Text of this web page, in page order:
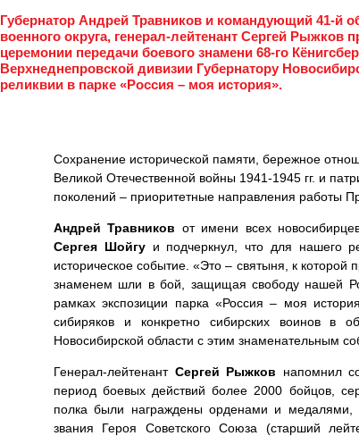
Губернатор Андрей Травников и командующий 41-й
военного округа, генерал-лейтенант Сергей Рыжков
церемонии передачи боевого знамени 68-го
Верхнеднепровской дивизии Губернатору
реликвии в парке «Россия – моя история».
Сохранение исторической памяти, бережное
Великой Отечественной войны 1941-1945 гг. и
поколений – приоритетные направления работы
Андрей Травников от имени всех
Сергея Шойгу и подчеркнул, что для нашего
историческое событие. «Это – святыня, к
знаменем шли в бой, защищая свободу нашей
рамках экспозиции парка «Россия – моя
сибиряков и конкретно сибирских воинов в
Новосибирской области с этим знаменательным
Генерал-лейтенант Сергей Рыжков напомнил
период боевых действий более 2000 бойцов,
полка были награждены орденами и медалями,
звания Героя Советского Союза (старший